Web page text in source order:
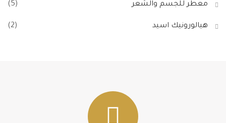
معطر للجسم والشعر (5)
هيالورونيك اسيد (2)